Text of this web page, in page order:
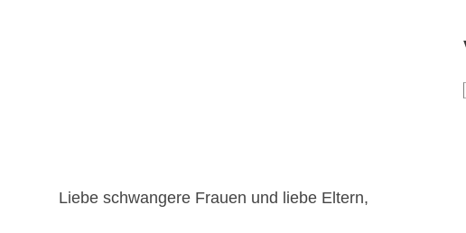
Liebe schwangere Frauen und liebe Eltern,